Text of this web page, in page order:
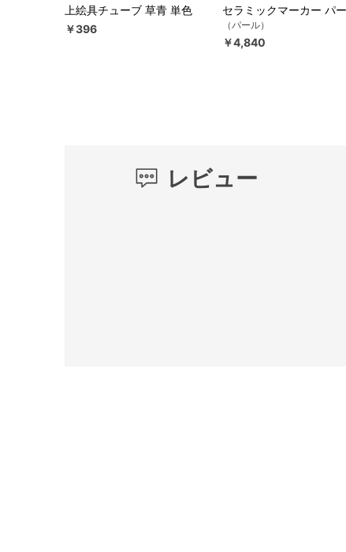
上絵具チューブ 草青 単色
￥396
セラミックマーカー パ
（パール）
￥4,840
レビュー